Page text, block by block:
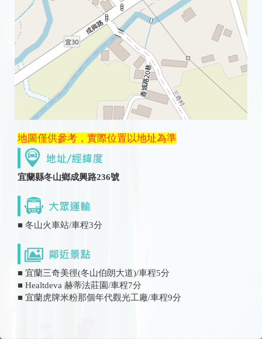
地圖僅供參考，實際位置以地址為準
宜蘭縣冬山鄉成興路236號
■ 冬山火車站/車程3分
■ 宜蘭三奇美徑(冬山伯朗大道)/車程5分
■ Healtdeva 赫蒂法莊園/車程7分
■ 宜蘭虎牌米粉那個年代觀光工廠/車程9分